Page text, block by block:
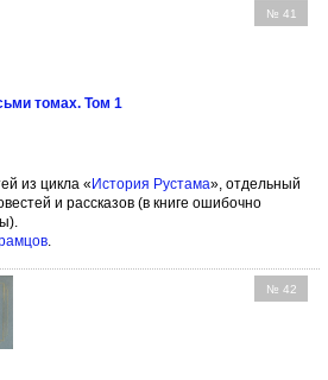
№ 41
томах. Том 1
из цикла «История Рустама», отдельный
и рассказов (в книге ошибочно
№ 42